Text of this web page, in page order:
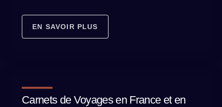
EN SAVOIR PLUS
Carnets de Voyages en France et en